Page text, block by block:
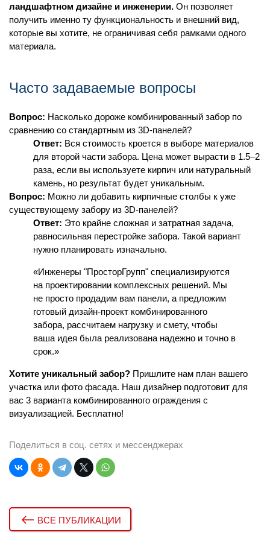
ландшафтном дизайне и инженерии. Он позволяет
получить именно ту функциональность и внешний вид,
которые вы хотите, не ограничивая себя рамками одного
материала.
Часто задаваемые вопросы
Вопрос: Насколько дороже комбинированный забор по
сравнению со стандартным из 3D-панелей?
Ответ: Вся стоимость кроется в выборе материалов
для второй части забора. Цена может вырасти в 1.5–2
раза, если вы используете кирпич или натуральный
камень, но результат будет уникальным.
Вопрос: Можно ли добавить кирпичные столбы к уже
существующему забору из 3D-панелей?
Ответ: Это крайне сложная и затратная задача,
равносильная перестройке забора. Такой вариант
нужно планировать изначально.
«Инженеры "ПросторГрупп" специализируются
на проектировании комплексных решений. Мы
не просто продадим вам панели, а предложим
готовый дизайн-проект комбинированного
забора, рассчитаем нагрузку и смету, чтобы
ваша идея была реализована надежно и точно в
срок.»
Хотите уникальный забор? Пришлите нам план вашего
участка или фото фасада. Наш дизайнер подготовит для
вас 3 варианта комбинированного ограждения с
визуализацией. Бесплатно!
Поделиться в соц. сетях и мессенджерах
ВСЕ ПУБЛИКАЦИИ